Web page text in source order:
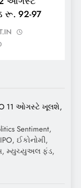
રૂ. 92-97
11 ઓગસ્ટે ખૂલશે,
Sentiment,
ઈકોનોમી,
મ્યુચ્યુઅલ ફંડ,